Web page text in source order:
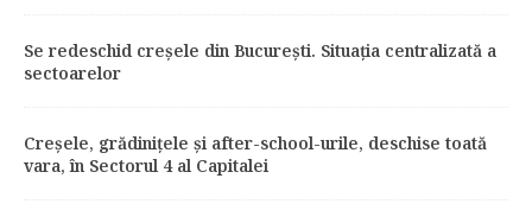
Se redeschid creșele din București. Situația centralizată a
sectoarelor
Creșele, grădinițele și after-school-urile, deschise toată
vara, în Sectorul 4 al Capitalei